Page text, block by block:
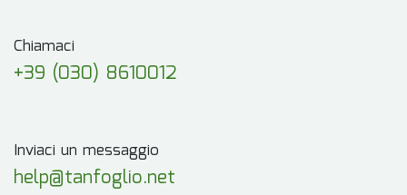
Chiamaci
+39 (030) 8610012
Inviaci un messaggio
help@tanfoglio.net